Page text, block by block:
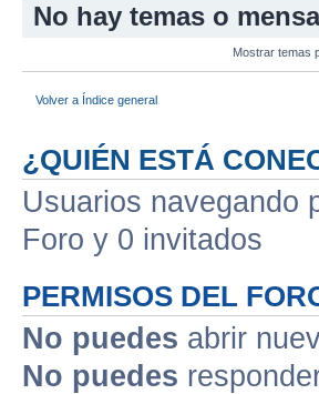
No hay temas o
Mostrar temas
Volver a Índice general
¿QUIÉN ESTÁ
Usuarios navegando
Foro y 0 invitados
PERMISOS DEL
No puedes abrir
No puedes